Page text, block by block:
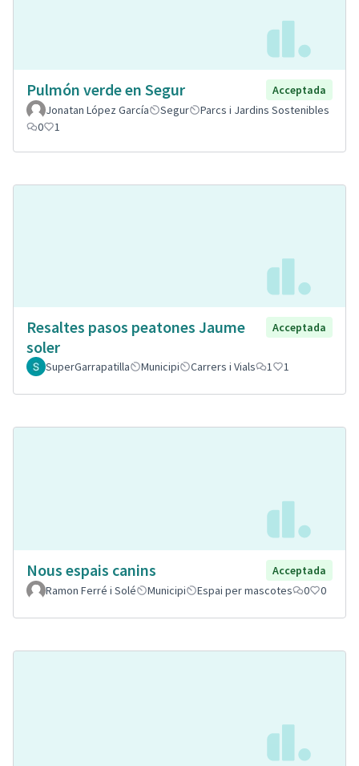
Pulmón verde en Segur
Acceptada
Jonatan López García
Segur
Parcs i Jardins Sostenibles
0
1
Resaltes pasos peatones Jaume
soler
Acceptada
SuperGarrapatilla Municipi Carrers i Vials 1 1
Nous espais canins
Acceptada
Ramon Ferré i Solé
Municipi Espai per mascotes 0 0